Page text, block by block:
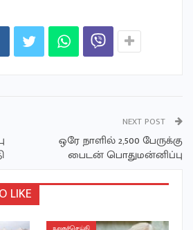
NEXT POST
ஒரே நாளில் 2,500 பேருக்கு
பைடன் பொதுமன்னிப்பு
LIKE